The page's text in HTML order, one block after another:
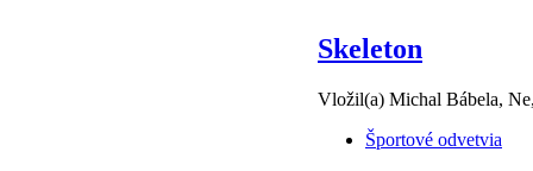
Skeleton
Vložil(a) Michal Bábela,
Športové odvetvia